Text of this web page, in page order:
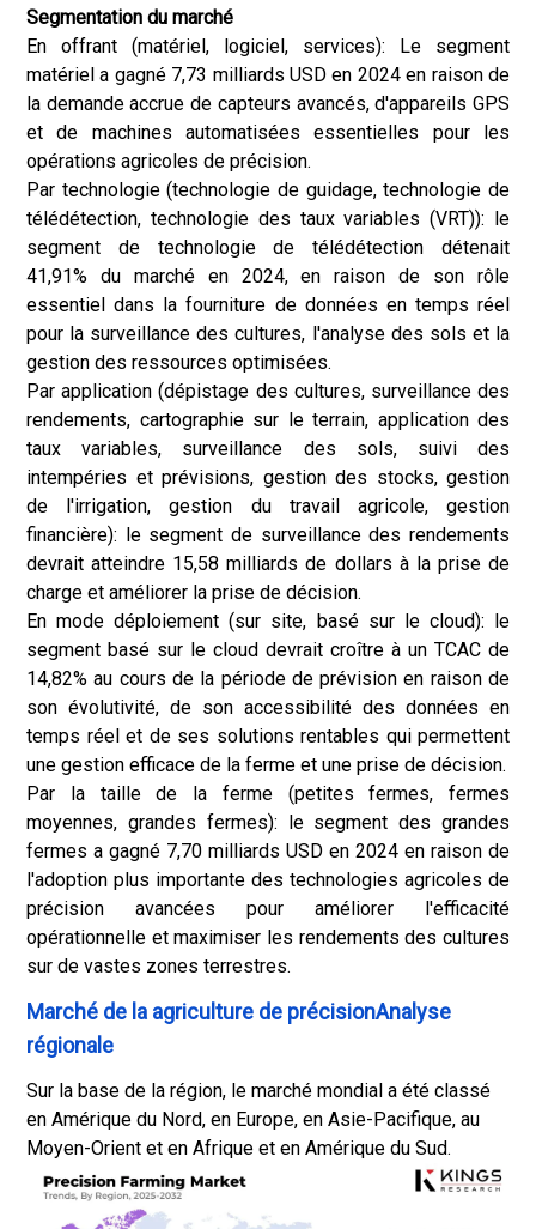
Segmentation du marché
En offrant (matériel, logiciel, services): Le segment
matériel a gagné 7,73 milliards USD en 2024 en raison de
la demande accrue de capteurs avancés, d'appareils GPS
et de machines automatisées essentielles pour les
opérations agricoles de précision.
Par technologie (technologie de guidage, technologie de
télédétection, technologie des taux variables (VRT)): le
segment de technologie de télédétection détenait
41,91% du marché en 2024, en raison de son rôle
essentiel dans la fourniture de données en temps réel
pour la surveillance des cultures, l'analyse des sols et la
gestion des ressources optimisées.
Par application (dépistage des cultures, surveillance des
rendements, cartographie sur le terrain, application des
taux variables, surveillance des sols, suivi des
intempéries et prévisions, gestion des stocks, gestion
de l'irrigation, gestion du travail agricole, gestion
financière): le segment de surveillance des rendements
devrait atteindre 15,58 milliards de dollars à la prise de
charge et améliorer la prise de décision.
En mode déploiement (sur site, basé sur le cloud): le
segment basé sur le cloud devrait croître à un TCAC de
14,82% au cours de la période de prévision en raison de
son évolutivité, de son accessibilité des données en
temps réel et de ses solutions rentables qui permettent
une gestion efficace de la ferme et une prise de décision.
Par la taille de la ferme (petites fermes, fermes
moyennes, grandes fermes): le segment des grandes
fermes a gagné 7,70 milliards USD en 2024 en raison de
l'adoption plus importante des technologies agricoles de
précision avancées pour améliorer l'efficacité
opérationnelle et maximiser les rendements des cultures
sur de vastes zones terrestres.
Marché de la agriculture de précisionAnalyse
régionale
Sur la base de la région, le marché mondial a été classé
en Amérique du Nord, en Europe, en Asie-Pacifique, au
Moyen-Orient et en Afrique et en Amérique du Sud.